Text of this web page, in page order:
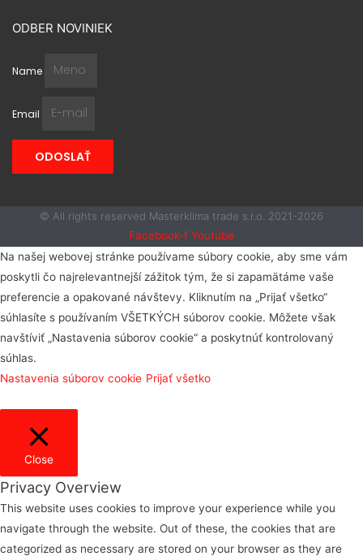
ODBER NOVINIEK
Name
Email
ODOSLAŤ
© All rights reserved Masterklima trade s.r.o. 2021-2026
Facebook-f Youtube
Na našej webovej stránke používame súbory cookie, aby sme vám
poskytli čo najrelevantnejší zážitok tým, že si zapamätáme vaše
preferencie a opakované návštevy. Kliknutím na „Prijať všetko“
súhlasíte s používaním VŠETKÝCH súborov cookie. Môžete však
navštíviť „Nastavenia súborov cookie“ a poskytnúť kontrolovaný
súhlas.
Nastavenia súborov cookie Prijať všetko
Close
Privacy Overview
This website uses cookies to improve your experience while you
navigate through the website. Out of these, the cookies that are
categorized as necessary are stored on your browser as they are